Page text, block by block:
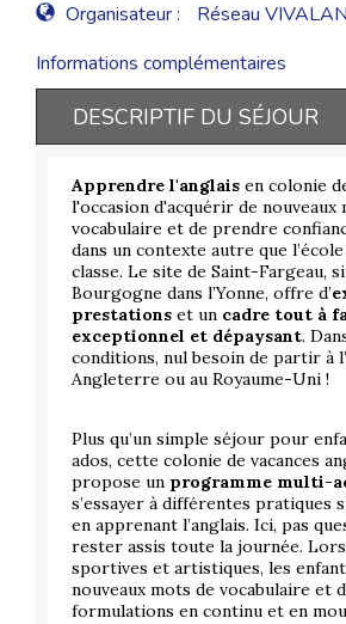
Organisateur :
Réseau
Informations complémentaires
DESCRIPTIF DU SÉJOUR
Apprendre l'anglais en colonie
l'occasion d'acquérir de nouveaux
vocabulaire et de prendre
dans un contexte autre que
classe. Le site de Saint-Fargeau,
Bourgogne dans l’Yonne, offre d’
prestations et un cadre tout à
exceptionnel et dépaysant.
conditions, nul besoin de partir à
Angleterre ou au Royaume-Uni !
Plus qu’un simple séjour pour
ados, cette colonie de vacances
propose un programme multi-
s’essayer à différentes pratiques
en apprenant l’anglais. Ici, pas
rester assis toute la journée.
sportives et artistiques, les
nouveaux mots de vocabulaire et
formulations en continu et en